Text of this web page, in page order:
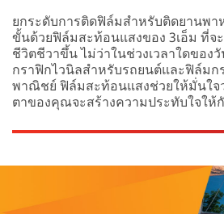
ยกระดับการติดฟิล์มสำหรับติดยานพ
ขั้นด้วยฟิล์มสะท้อนแสงของ 3เอ็ม ที่
ชีวิตชีวาขึ้น ไม่ว่าในช่วงเวลาใดของ
กราฟิกไวนิลสำหรับรถยนต์และฟิล์มก
พาณิชย์ ฟิล์มสะท้อนแสงช่วยให้มั่นใจ
ตาของคุณจะสร้างความประทับใจให้